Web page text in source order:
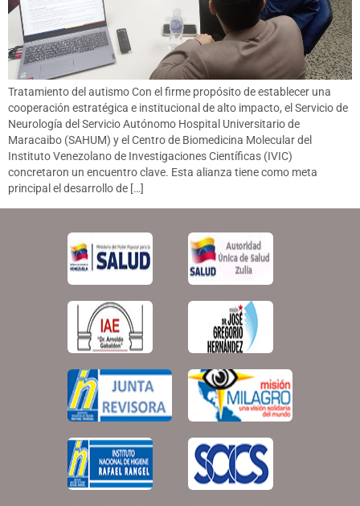
Tratamiento del autismo Con el firme propósito de establecer una
cooperación estratégica e institucional de alto impacto, el Servicio de
Neurología del Servicio Autónomo Hospital Universitario de
Maracaibo (SAHUM) y el Centro de Biomedicina Molecular del
Instituto Venezolano de Investigaciones Científicas (IVIC)
concretaron un encuentro clave. Esta alianza tiene como meta
principal el desarrollo de […]